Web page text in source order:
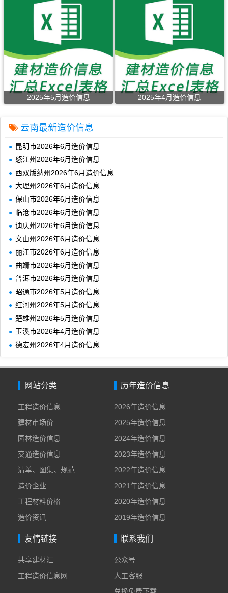
2025年5月造价信息 2025年4月造价信息
云南最新造价信息
昆明市2026年6月造价信息
怒江州2026年6月造价信息
西双版纳州2026年6月造价信息
大理州2026年6月造价信息
保山市2026年6月造价信息
临沧市2026年6月造价信息
迪庆州2026年6月造价信息
文山州2026年6月造价信息
丽江市2026年6月造价信息
曲靖市2026年6月造价信息
普洱市2026年6月造价信息
昭通市2026年5月造价信息
红河州2026年5月造价信息
楚雄州2026年5月造价信息
玉溪市2026年4月造价信息
德宏州2026年4月造价信息
网站分类
工程造价信息
建材市场价
园林造价信息
交通造价信息
清单、图集、规范
造价企业
工程材料价格
造价资讯
历年造价信息
2026年造价信息
2025年造价信息
2024年造价信息
2023年造价信息
2022年造价信息
2021年造价信息
2020年造价信息
2019年造价信息
友情链接
共享建材汇
工程造价信息网
联系我们
公众号
人工客服